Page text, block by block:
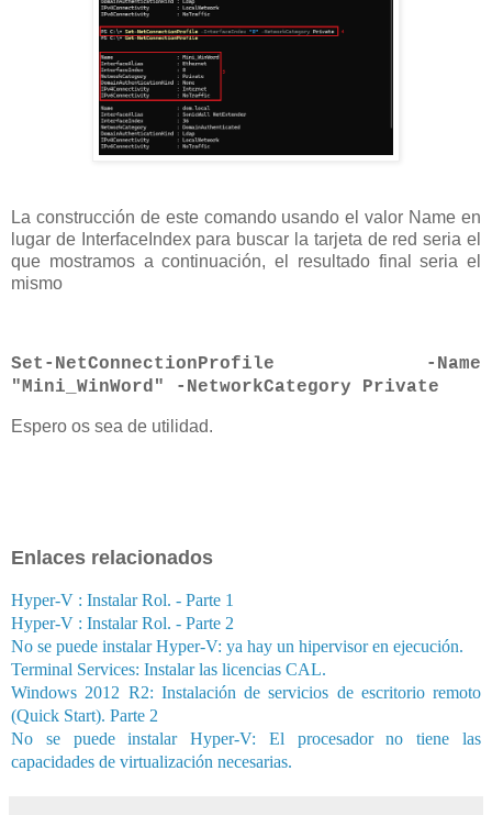
La construcción de este comando usando el valor Name en
lugar de InterfaceIndex para buscar la tarjeta de red seria el
que mostramos a continuación, el resultado final seria el
mismo
Set-NetConnectionProfile - Name
"Mini_WinWord"
-NetworkCategory Private
Espero os sea de utilidad.
Enlaces relacionados
Hyper-V : Instalar Rol. - Parte 1
Hyper-V : Instalar Rol. - Parte 2
No se puede instalar Hyper-V: ya hay un hipervisor en ejecución.
Terminal Services: Instalar las licencias CAL.
Windows 2012 R2: Instalación de servicios de escritorio remoto
(Quick Start). Parte 2
No se puede instalar Hyper-V: El procesador no tiene las
capacidades de virtualización necesarias.